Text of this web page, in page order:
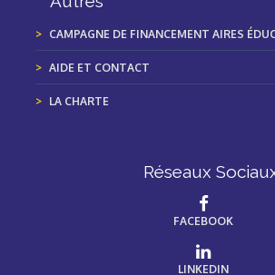
CAMPAGNE DE FINANCEMENT AIRES
AIDE ET CONTACT
LA CHARTE
Réseaux
FACEBOOK
LINKEDIN